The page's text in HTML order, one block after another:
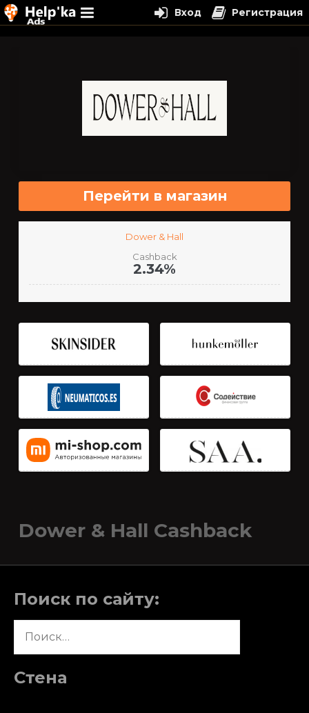
Перейти в магазин
Dower & Hall
Cashback
2.34%
Dower & Hall Cashback
Поиск по сайту:
Стена
Вход Регистрация